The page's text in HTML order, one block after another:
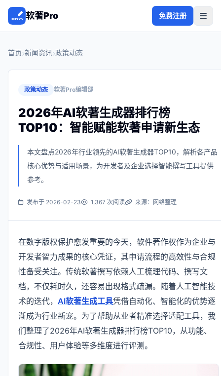
软著Pro 免费注册
首页 新闻资讯 政策动态
政策动态 软著Pro编辑部
2026年AI软著生成器排行榜
TOP10：智能赋能软著申请新生态
本文盘点2026年行业领先的AI软著生成器TOP10，解析各产品
核心优势与适用场景，为开发者及企业选择智能撰写工具提供
参考。
发布于 2026-02-23 1,367 次阅读 来源：网络整理
在数字版权保护愈发重要的今天，软件著作权作为企业与
开发者智力成果的核心凭证，其申请流程的高效性与合规
性备受关注。传统软著撰写依赖人工梳理代码、撰写文
档，不仅耗时久，还容易出现格式疏漏。随着人工智能技
术的迭代， AI软著生成工具凭借自动化、智能化的优势逐
渐成为行业新宠。为了帮助从业者精准选择适配工具，我
们整理了2026年AI软著生成器排行榜TOP10，从功能、
合规性、用户体验等多维度进行评测。